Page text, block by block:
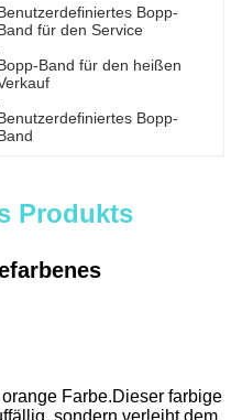
Bopp-
für den Service
Band für den heißen
Bopp-
Produkts
Farbe.Dieser farbige
sondern verleiht dem